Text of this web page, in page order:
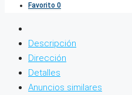
Favorito 0
Descripción
Dirección
Detalles
Anuncios similares